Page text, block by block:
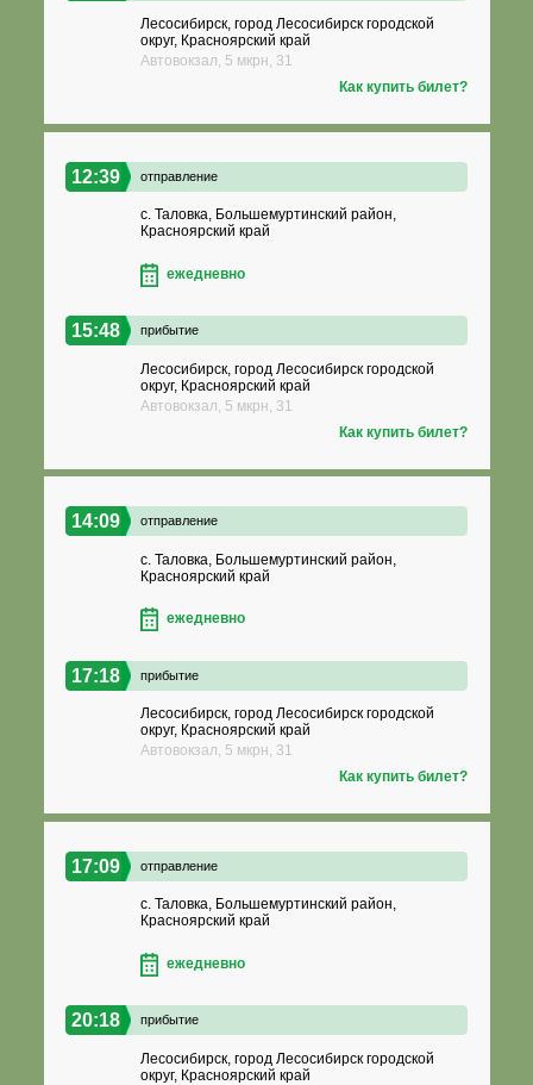
Лесосибирск, город Лесосибирск городской
округ, Красноярский край
Автовокзал, 5 мкрн, 31
Как купить билет?
12:39 отправление
с. Таловка, Большемуртинский район,
Красноярский край
ежедневно
15:48 прибытие
Лесосибирск, город Лесосибирск городской
округ, Красноярский край
Автовокзал, 5 мкрн, 31
Как купить билет?
14:09 отправление
с. Таловка, Большемуртинский район,
Красноярский край
ежедневно
17:18 прибытие
Лесосибирск, город Лесосибирск городской
округ, Красноярский край
Автовокзал, 5 мкрн, 31
Как купить билет?
17:09 отправление
с. Таловка, Большемуртинский район,
Красноярский край
ежедневно
20:18 прибытие
Лесосибирск, город Лесосибирск городской
округ, Красноярский край